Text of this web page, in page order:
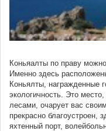
Коньяалты по праву
Именно здесь
Коньялты,
экологичность. Это
лесами, очарует вас
прекрасно благоустроен,
яхтенный порт,